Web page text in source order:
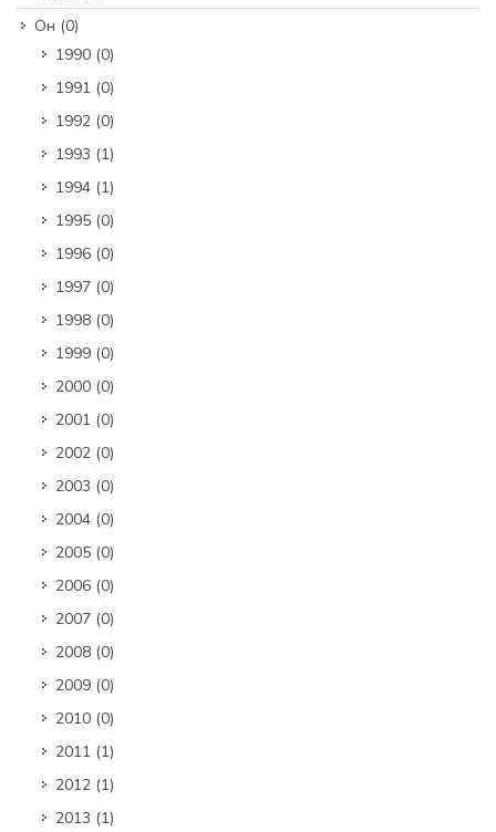
Он (0)
1990 (0)
1991 (0)
1992 (0)
1993 (1)
1994 (1)
1995 (0)
1996 (0)
1997 (0)
1998 (0)
1999 (0)
2000 (0)
2001 (0)
2002 (0)
2003 (0)
2004 (0)
2005 (0)
2006 (0)
2007 (0)
2008 (0)
2009 (0)
2010 (0)
2011 (1)
2012 (1)
2013 (1)